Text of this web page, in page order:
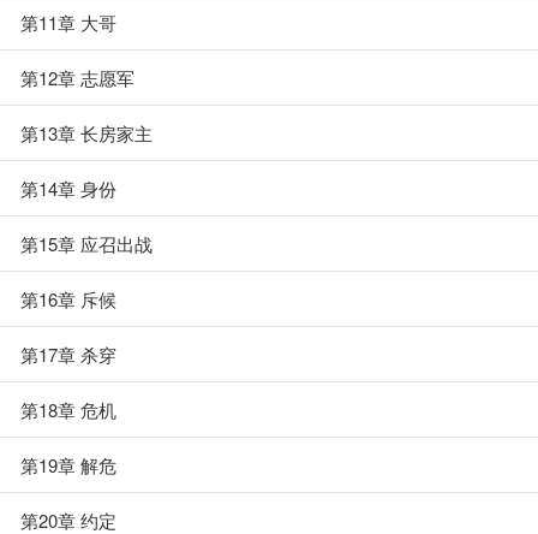
第11章 大哥
第12章 志愿军
第13章 长房家主
第14章 身份
第15章 应召出战
第16章 斥候
第17章 杀穿
第18章 危机
第19章 解危
第20章 约定